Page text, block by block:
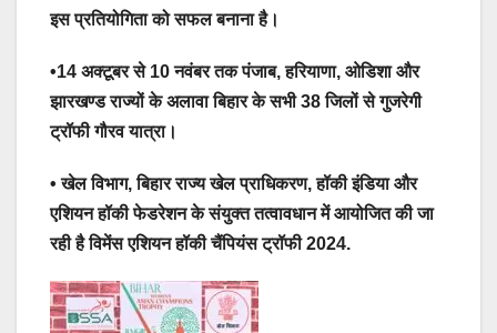
इस प्रतियोगिता को सफल बनाना है।
•14 अक्टूबर से 10 नवंबर तक पंजाब, हरियाणा, ओडिशा और
झारखण्ड राज्यों के अलावा बिहार के सभी 38 जिलों से गुजरेगी
ट्रॉफी गौरव यात्रा।
• खेल विभाग, बिहार राज्य खेल प्राधिकरण, हॉकी इंडिया और
एशियन हॉकी फेडरेशन के संयुक्त तत्वावधान में आयोजित की जा
रही है विमेंस एशियन हॉकी चैंपियंस ट्रॉफी 2024.